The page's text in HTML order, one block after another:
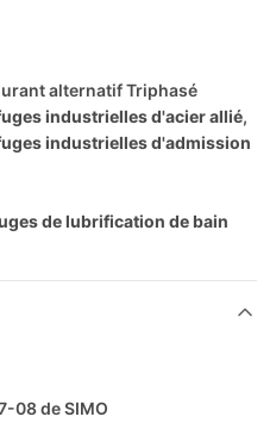
alternatif Triphasé
industrielles d'acier allié,
industrielles d'admission
de lubrification de bain
08 de SIMO